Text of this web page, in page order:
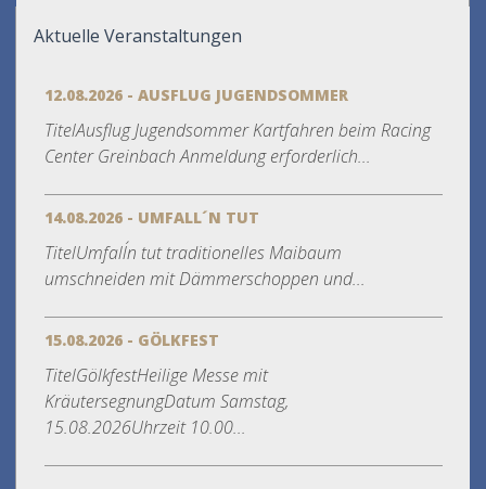
Aktuelle Veranstaltungen
12.08.2026 - AUSFLUG JUGENDSOMMER
TitelAusflug Jugendsommer Kartfahren beim Racing
Center Greinbach Anmeldung erforderlich...
14.08.2026 - UMFALL´N TUT
TitelUmfall´n tut traditionelles Maibaum
umschneiden mit Dämmerschoppen und...
15.08.2026 - GÖLKFEST
TitelGölkfestHeilige Messe mit
KräutersegnungDatum Samstag,
15.08.2026Uhrzeit 10.00...